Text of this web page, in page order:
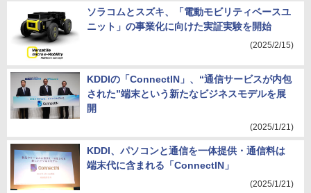
ソラコムとスズキ、「電動モビリティベースユ
ニット」の事業化に向けた実証実験を開始
(2025/2/15)
KDDIの「ConnectIN」、“通信サービスが内包
された”端末という新たなビジネスモデルを展
開
(2025/1/21)
KDDI、パソコンと通信を一体提供・通信料は
端末代に含まれる「ConnectIN」
(2025/1/21)